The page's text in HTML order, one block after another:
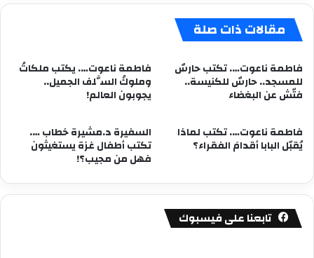
مقالات ذات صلة
فاطمة ناعوت…. تكتب حارسٌ
للمسجد.. حارسٌ للكنيسة..
فتّش عن البغضاء
فاطمة ناعوت…. يكتب ملكاتُ
وملوكُ السَّلف الجميل..
يجوبون العالم!
فاطمة ناعوت…. تكتب لماذا
يُقبّل البابا أقدامَ الفقراء؟
السفيرة د.مشيرة خطاب ….
تكتب أطفال غزة يستغيثون
فهل من مجيب؟!
تابعنا على فيسبوك